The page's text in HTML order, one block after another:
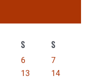
S S
6
7
13
14